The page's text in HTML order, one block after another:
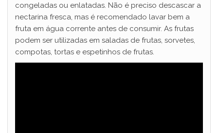
congeladas ou enlatadas. Não é preciso descascar a
nectarina fresca, mas é recomendado lavar bem a
fruta em água corrente antes de consumir. As frutas
podem ser utilizadas em saladas de frutas, sorvetes,
compotas, tortas e espetinhos de frutas.